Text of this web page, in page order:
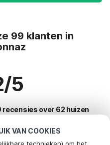
VAN COOKIES
99 klanten in
5
recensies over 62 huizen